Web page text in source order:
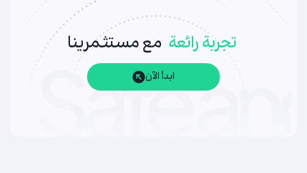
تجربة رائعة مع مستثمرينا
ابدأ الآن